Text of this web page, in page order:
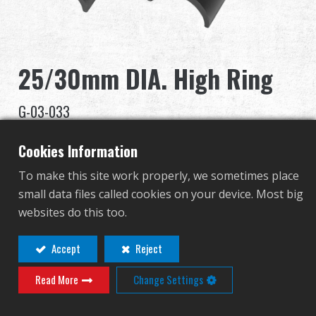
Sobre nosotros
Identificarse
繁體中文
Français 日本語
25/30mm DIA. High Ring
G-03-033
Contact Login
¡Se requiere inicio de sesión de
distribuidor para ver este producto!
Cookies Information
To make this site work properly, we sometimes place
small data files called cookies on your device. Most big
websites do this too.
Accept
Reject
Read More
Change Settings